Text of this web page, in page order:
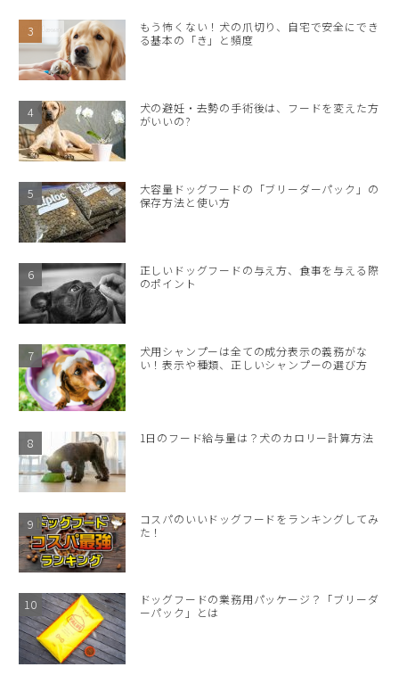
もう怖くない！犬の爪切り、自宅で安全にでき
る基本の「き」と頻度
犬の避妊・去勢の手術後は、フードを変えた方
がいいの?
大容量ドッグフードの「ブリーダーパック」の
保存方法と使い方
正しいドッグフードの与え方、食事を与える際
のポイント
犬用シャンプーは全ての成分表示の義務がな
い！表示や種類、正しいシャンプーの選び方
1日のフード給与量は？犬のカロリー計算方法
コスパのいいドッグフードをランキングしてみ
た！
ドッグフードの業務用パッケージ？「ブリーダ
ーパック」とは